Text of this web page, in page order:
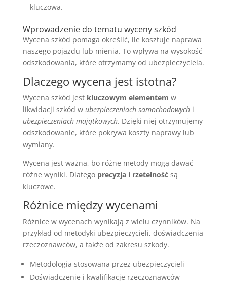
kluczowa.
Wprowadzenie do tematu wyceny szkód
Wycena szkód pomaga określić, ile kosztuje naprawa
naszego pojazdu lub mienia. To wpływa na wysokość
odszkodowania, które otrzymamy od ubezpieczyciela.
Dlaczego wycena jest istotna?
Wycena szkód jest kluczowym elementem w
likwidacji szkód w ubezpieczeniach samochodowychi
ubezpieczeniach majątkowych. Dzięki niej otrzymujemy
odszkodowanie, które pokrywa koszty naprawy lub
wymiany.
Wycena jest ważna, bo różne metody mogą dawać
różne wyniki. Dlatego precyzja i rzetelnośćsą
kluczowe.
Różnice między wycenami
Różnice w wycenach wynikają z wielu czynników. Na
przykład od metodyki ubezpieczycieli, doświadczenia
rzeczoznawców, a także od zakresu szkody.
Metodologia stosowana przez ubezpieczycieli
Doświadczenie i kwalifikacje rzeczoznawców